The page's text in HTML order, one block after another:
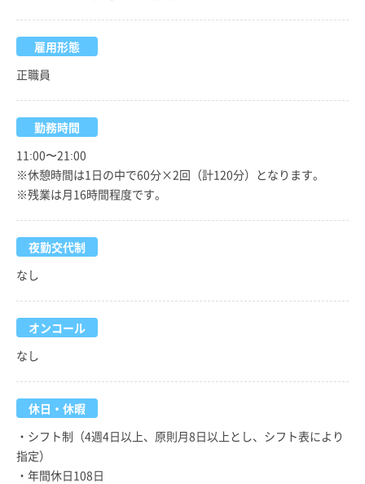
雇用形態
正職員
勤務時間
11:00〜21:00
※休憩時間は1日の中で60分×2回（計120分）となります。
※残業は月16時間程度です。
夜勤交代制
なし
オンコール
なし
休日・休暇
・シフト制（4週4日以上、原則月8日以上とし、シフト表により
指定）
・年間休日108日